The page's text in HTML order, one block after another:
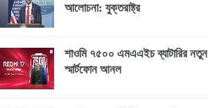
আলোচনা: যুক্তরাষ্ট্র
শাওমি ৭৫০০ এমএএইচ ব্যাটারির নতুন
স্মার্টফোন আনল